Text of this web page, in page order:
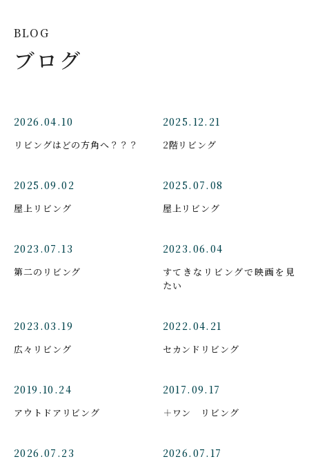
BLOG
ブログ
2026.04.10
リビングはどの方角へ？？？
2025.12.21
2階リビング
2025.09.02
屋上リビング
2025.07.08
屋上リビング
2023.07.13
第二のリビング
2023.06.04
すてきなリビングで映画を見
たい
2023.03.19
広々リビング
2022.04.21
セカンドリビング
2019.10.24
アウトドアリビング
2017.09.17
＋ワン リビング
2026.07.23 2026.07.17